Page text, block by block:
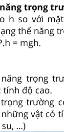
trọng
h so với
thế năng
= mgh.
trọng
tính độ cao.
trường
vật có
…)